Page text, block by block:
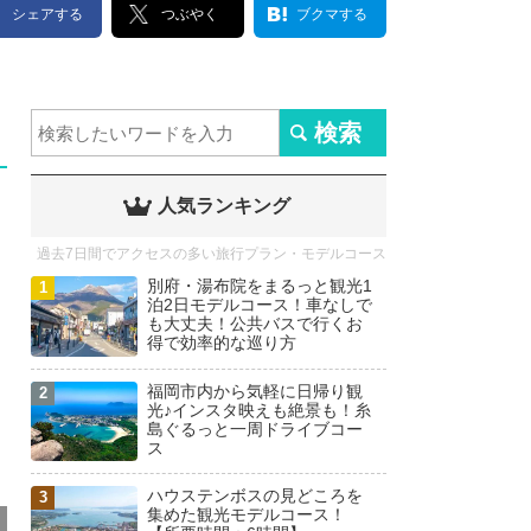
シェアする つぶやく ブクマする
人気ランキング
過去7日間でアクセスの多い旅行プラン・モデルコース
別府・湯布院をまるっと観光1
泊2日モデルコース！車なしで
も大丈夫！公共バスで行くお
得で効率的な巡り方
福岡市内から気軽に日帰り観
光♪インスタ映えも絶景も！糸
島ぐるっと一周ドライブコー
ス
ハウステンボスの見どころを
集めた観光モデルコース！